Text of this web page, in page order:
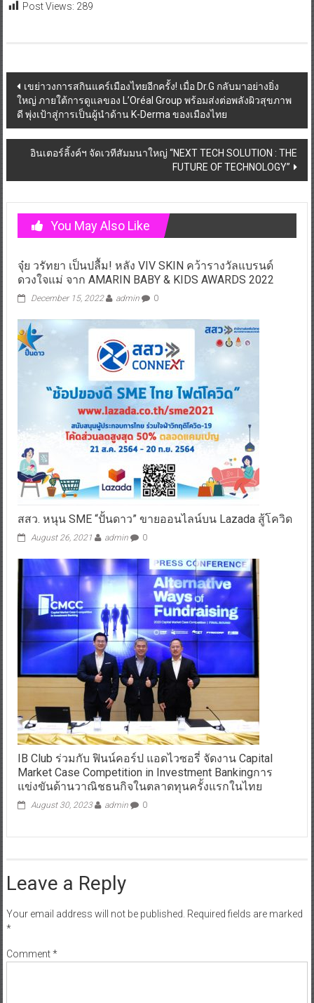
Post Views: 289
Post
navigation
เขย่าวงการสกินแคร์เมืองไทยอีกครั้ง! เมื่อ Dr.G กลับมาอย่างยิ่ง
ใหญ่ ภายใต้การดูแลของ L’Oréal Group พร้อมส่งต่อพลังผิวสุขภาพ
ดี พุ่งเป้าสู่การเป็นผู้นำด้าน K-Derma ของเมืองไทย
อินเตอร์ลิ้งค์ฯ จัดเวทีสัมมนาใหญ่ “NEXT TECH SOLUTION : THE
FUTURE OF TECHNOLOGY”
You May Also Like
จุ๋ย วรัทยา เป็นปลื้ม! หลัง VIV SKIN คว้ารางวัลแบรนด์
ดวงใจแม่ จาก AMARIN BABY & KIDS AWARDS 2022
December 15, 2022 admin 0
สสว. หนุน SME “ปั้นดาว” ขายออนไลน์บน Lazada สู้โควิด
August 26, 2021 admin 0
IB Club ร่วมกับ ฟินน์คอร์ป แอดไวซอรี่ จัดงาน Capital
Market Case Competition in Investment Bankingการ
แข่งขันด้านวาณิชธนกิจในตลาดทุนครั้งแรกในไทย
August 30, 2023 admin 0
Leave a Reply
Your email address will not be published. Required fields are marked
*
Comment*